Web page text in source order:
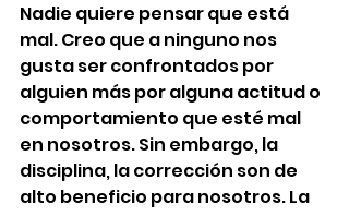
Nadie quiere pensar que está
mal. Creo que a ninguno nos
gusta ser confrontados por
alguien más por alguna actitud o
comportamiento que esté mal
en nosotros. Sin embargo, la
disciplina, la corrección son de
alto beneficio para nosotros. La